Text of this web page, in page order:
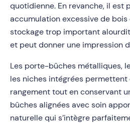
quotidienne. En revanche, il est
accumulation excessive de bois
stockage trop important
et peut donner une impression
Les porte-bûches métalliques,
les niches intégrées
rangement tout en conservant
bûches alignées avec soin
naturelle qui s’intègre